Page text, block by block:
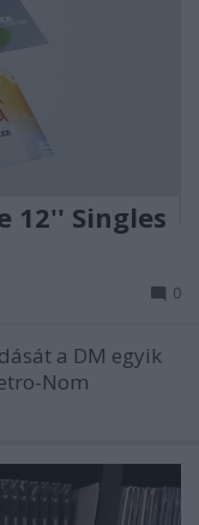
12'' Singles
0
a DM egyik
Nom